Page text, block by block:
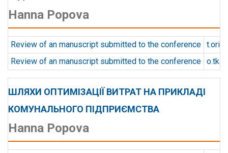
Hanna Popova
Review of an manuscript submitted to the conference
Review of an manuscript submitted to the conference
ШЛЯХИ ОПТИМІЗАЦІЇ ВИТРАТ НА ПРИКЛАДІ
КОМУНАЛЬНОГО ПІДПРИЄМСТВА
Hanna Popova